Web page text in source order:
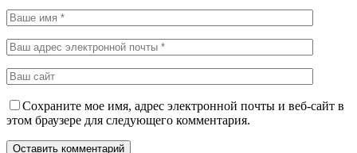
Сохраните мое имя, адрес электронной почты и веб-сайт в
этом браузере для следующего комментария.